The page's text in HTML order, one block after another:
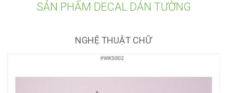
SẢN PHẨM DECAL DÁN TƯỜNG
NGHỆ THUẬT CHỮ